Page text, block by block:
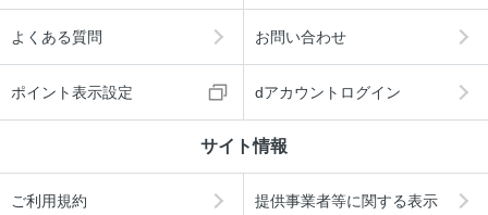
よくある質問 お問い合わせ
ポイント表示設定 dアカウントログイン
サイト情報
ご利用規約 提供事業者等に関する表示